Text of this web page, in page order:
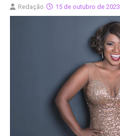
Redação 15 de outubro de 2023